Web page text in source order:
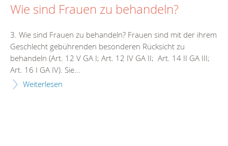
Wie sind Frauen zu behandeln?
3. Wie sind Frauen zu behandeln? Frauen sind mit der ihrem
Geschlecht gebührenden besonderen Rücksicht zu
behandeln (Art. 12 V GA I; Art. 12 IV GA II; Art. 14 II GA III;
Art. 16 I GA IV). Sie...
Weiterlesen